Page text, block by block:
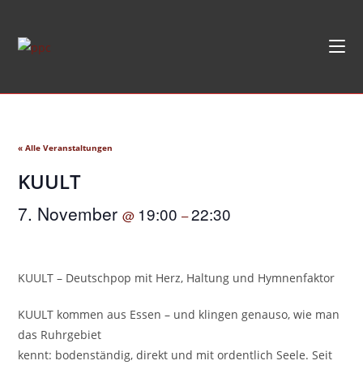
springen
« Alle Veranstaltungen
KUULT
7. November@ 19:00–22:30
KUULT – Deutschpop mit Herz, Haltung und Hymnenfaktor
KUULT kommen aus Essen – und klingen genauso, wie man
das Ruhrgebiet
kennt: bodenständig, direkt und mit ordentlich Seele. Seit